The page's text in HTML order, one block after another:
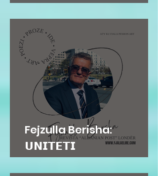
Adem Jashari dhe...
Fejzulla Berisha:
𝗨𝗡𝗜𝗧𝗘𝗧𝗜
𝗜𝗡𝗦𝗧𝗜𝗧𝗨𝗖𝗜𝗢𝗡𝗔𝗟...